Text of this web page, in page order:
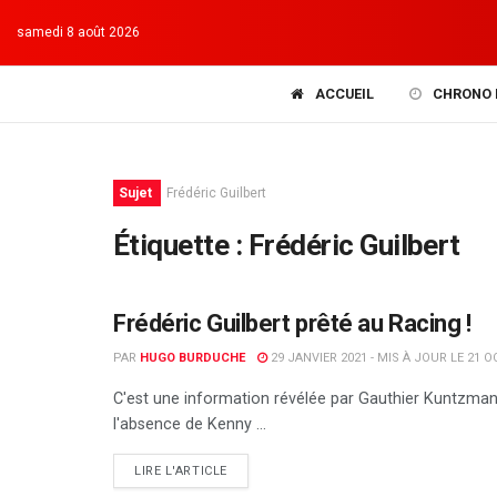
samedi 8 août 2026
ACCUEIL CHRONO
Sujet Frédéric Guilbert
Étiquette : Frédéric Guilbert
RC STRASBOURG
Frédéric Guilbert prêté au Racing !
PAR HUGO BURDUCHE 29 JANVIER 2021 - MIS À JOUR LE 21
C'est une information révélée par Gauthier
l'absence de Kenny ...
LIRE L'ARTICLEDETAILS